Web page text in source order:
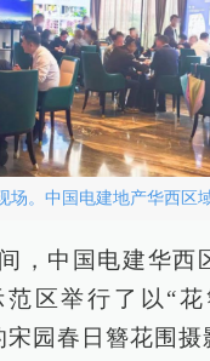
场。中国电建地产华西区
，中国电建华西
范区举行了以“
宋园春日簪花围摄